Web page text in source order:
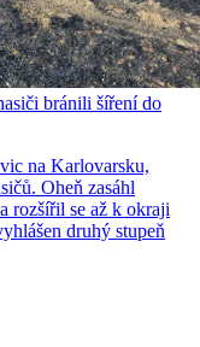
bránili šíření do
na Karlovarsku,
Oheň zasáhl
rozšířil se až k okraji
druhý stupeň